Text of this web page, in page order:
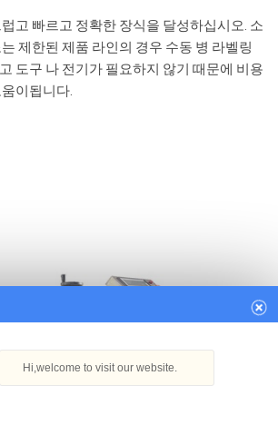
고 빠르고 정확한 장식을 달성하십시오. 소
제한된 제품 라인의 경우 수동 병 라벨링
도구 나 전기가 필요하지 않기 때문에 비용
이됩니다.
Hi,welcome to visit our website.